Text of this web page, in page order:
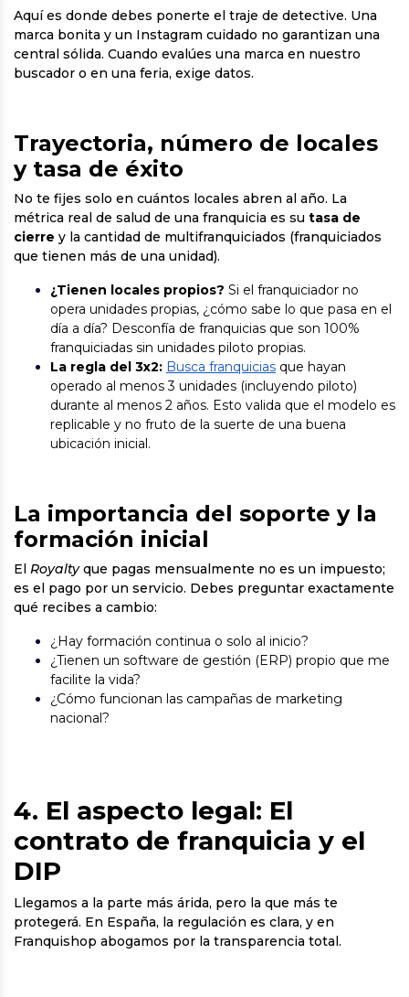
Aquí es donde debes ponerte el traje de detective. Una
marca bonita y un Instagram cuidado no garantizan una
central sólida. Cuando evalúes una marca en nuestro
buscador o en una feria, exige datos.
Trayectoria, número de locales
y tasa de éxito
No te fijes solo en cuántos locales abren al año. La
métrica real de salud de una franquicia es su tasa de
cierre y la cantidad de multifranquiciados (franquiciados
que tienen más de una unidad).
¿Tienen locales propios? Si el franquiciador no
opera unidades propias, ¿cómo sabe lo que pasa en el
día a día? Desconfía de franquicias que son 100%
franquiciadas sin unidades piloto propias.
La regla del 3x2: Busca franquicias que hayan
operado al menos 3 unidades (incluyendo piloto)
durante al menos 2 años. Esto valida que el modelo es
replicable y no fruto de la suerte de una buena
ubicación inicial.
La importancia del soporte y la
formación inicial
El Royaltyque pagas mensualmente no es un impuesto;
es el pago por un servicio. Debes preguntar exactamente
qué recibes a cambio:
¿Hay formación continua o solo al inicio?
¿Tienen un software de gestión (ERP) propio que me
facilite la vida?
¿Cómo funcionan las campañas de marketing
nacional?
4. El aspecto legal: El
contrato de franquicia y el
DIP
Llegamos a la parte más árida, pero la que más te
protegerá. En España, la regulación es clara, y en
Franquishop abogamos por la transparencia total.